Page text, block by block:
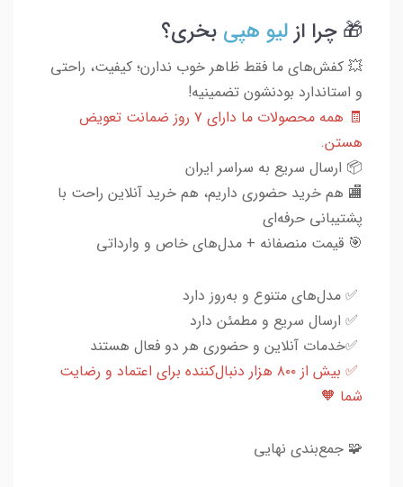
🎁 چرا از لیو هپی بخری؟
💥 کفش‌های ما فقط ظاهر خوب ندارن؛ کیفیت، راحتی
و استاندارد بودنشون تضمینیه!
🧾 همه محصولات ما دارای ۷ روز ضمانت تعویض
هستن.
📦 ارسال سریع به سراسر ایران
🏬 هم خرید حضوری داریم، هم خرید آنلاین راحت با
پشتیبانی حرفه‌ای
🎯 قیمت منصفانه + مدل‌های خاص و وارداتی
✅ مدل‌های متنوع و به‌روز دارد
✅ ارسال سریع و مطمئن دارد
✅خدمات آنلاین و حضوری هر دو فعال هستند
✅ بیش از ۸۰۰ هزار دنبال‌کننده برای اعتماد و رضایت
شما 🧡
🧩 جمع‌بندی نهایی